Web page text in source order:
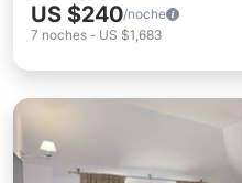
US $240/noche
7 noches - US $1,683